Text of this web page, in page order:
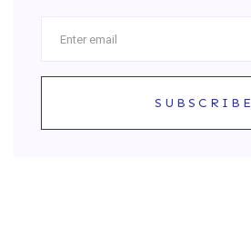
SUBSCRIBE